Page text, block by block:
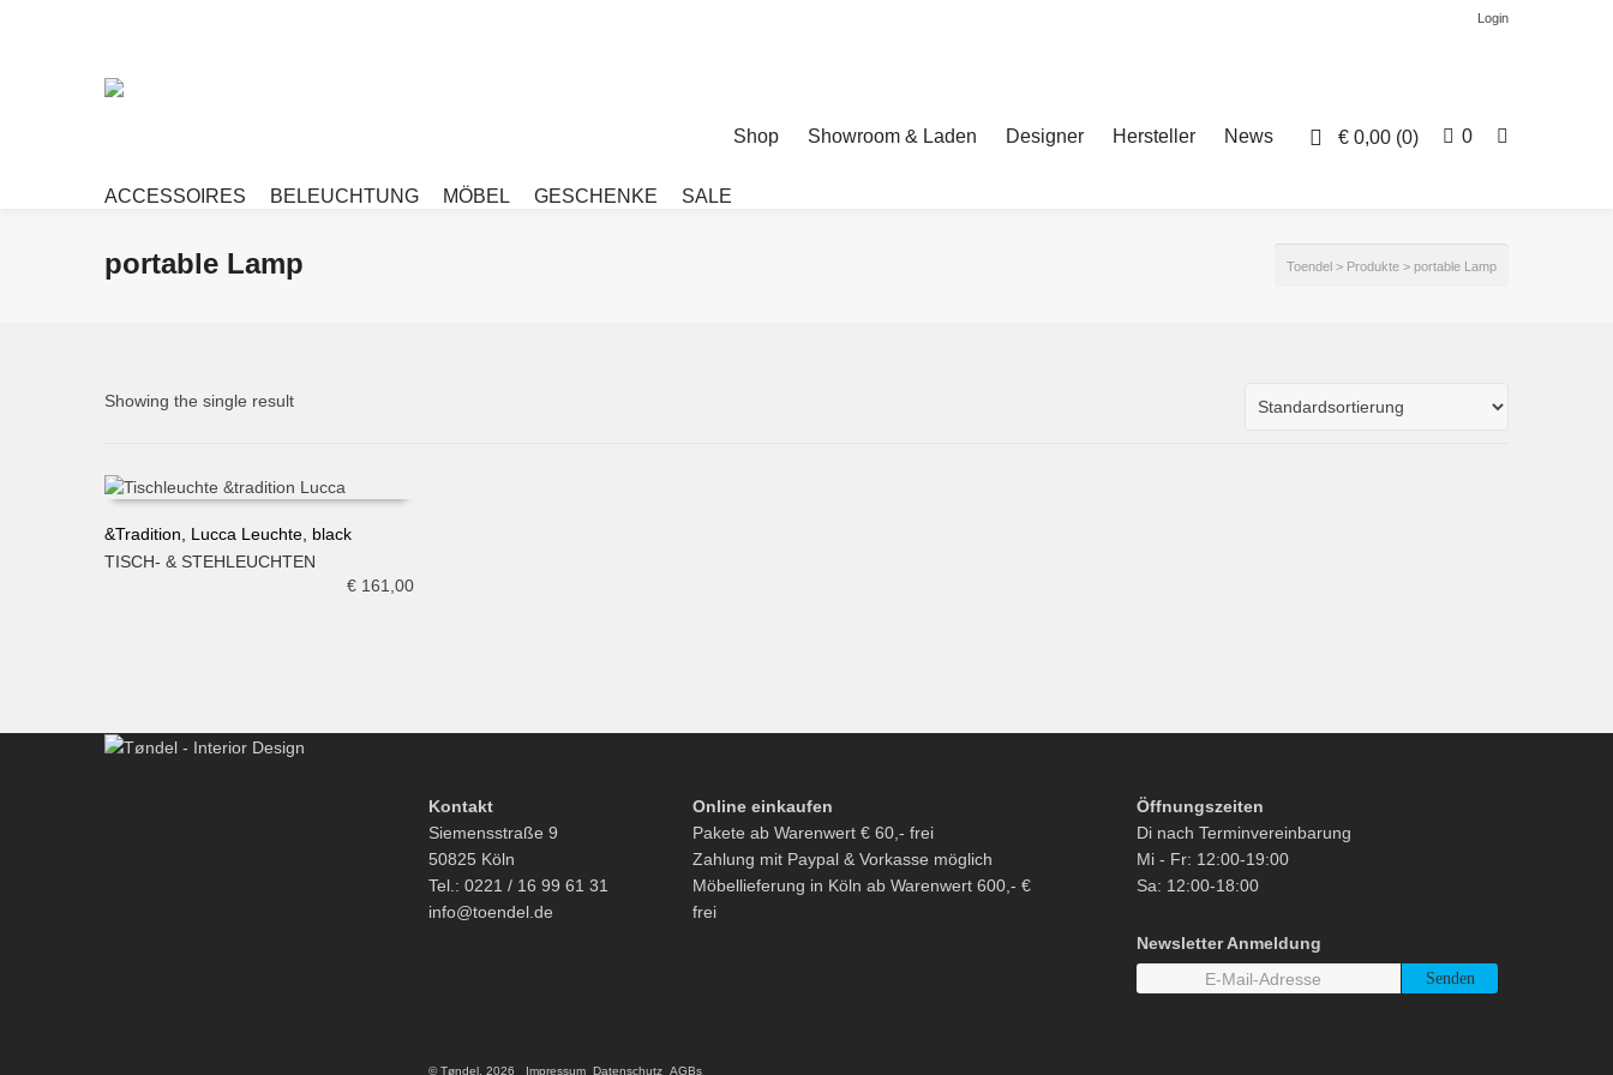
Login
€ 0,00 (0) 0
Shop Showroom & Laden Designer Hersteller News
ACCESSOIRES BELEUCHTUNG MÖBEL GESCHENKE SALE
portable Lamp Toendel > Produkte > portable Lamp
Showing the single result
IN DEN WARENKORB
&Tradition, Lucca Leuchte, black
TISCH- & STEHLEUCHTEN
€161,00
Kontakt
Siemensstraße 9
50825 Köln
Tel.: 0221 / 16 99 61 31
info@toendel.de
Online einkaufen
Pakete ab Warenwert € 60,- frei
Zahlung mit Paypal & Vorkasse möglich
Möbellieferung in Köln ab Warenwert 600,- €
frei
Öffnungszeiten
Di nach Terminvereinbarung
Mi - Fr: 12:00-19:00
Sa: 12:00-18:00
Newsletter Anmeldung
© Tøndel, 2026 Impressum Datenschutz AGBs